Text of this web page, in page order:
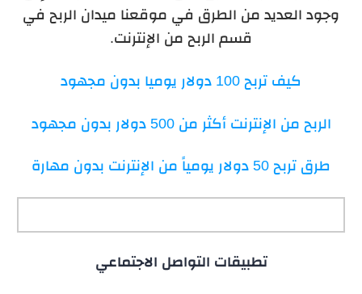
وجود العديد من الطرق في موقعنا ميدان الربح في
قسم الربح من الإنترنت.
كيف تربح 100 دولار يوميا بدون مجهود
الربح من الإنترنت أكثر من 500 دولار بدون مجهود
طرق تربح 50 دولار يومياً من الإنترنت بدون مهارة
تطبيقات التواصل الاجتماعي